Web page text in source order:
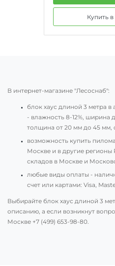
Купить в
В интернет-магазине "Лесоснаб":
блок хаус длиной 3 метра
- влажность 8-12%, ширина
толщина от 20 мм до 45 мм,
возможность купить
Москве и в другие
складов в Москве и
любые виды оплаты -
счет или картами: Visa,
Выбирайте блок хаус длиной 3
описанию, а если возникнут
Москве +7 (499) 653-98-80